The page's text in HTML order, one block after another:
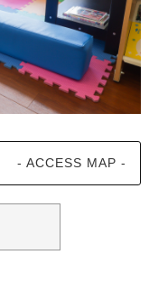
- ACCESS MAP -